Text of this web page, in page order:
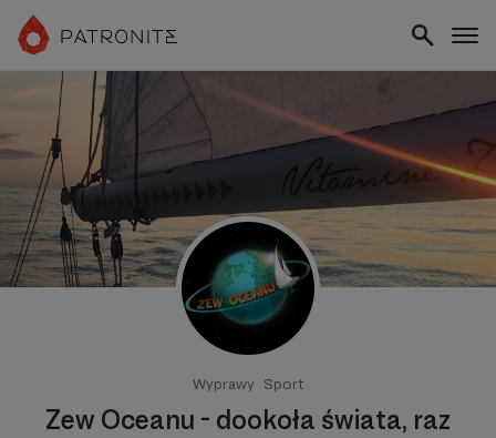
Wyprawy Sport
Zew Oceanu - dookoła świata, raz